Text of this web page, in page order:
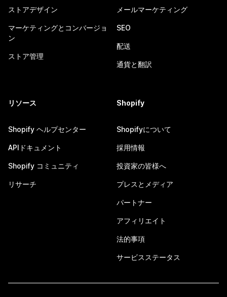
ストアデザイン
マーケティングとコンバージョ
ン
ストア管理
メールマーケティング
SEO
配送
通貨と翻訳
リソース
Shopify ヘルプセンター
APIドキュメント
Shopify コミュニティ
リサーチ
Shopify
Shopifyについて
採用情報
投資家の皆様へ
プレスとメディア
パートナー
アフィリエイト
法的事項
サービスステータス